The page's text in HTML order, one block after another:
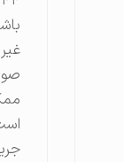
باشد،
غیر این
صورت
ممکن
است
جریمه